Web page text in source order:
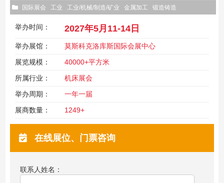
国际展会 工业 工业/机械/制造/矿业 金属加工 锻造铸造
举办时间： 2027年5月11-14日
举办展馆：
莫斯科克洛库斯国际会展中心
展览规模：
40000+平方米
所属行业：
机床展会
举办周期：
一年一届
展商数量：
1249+
在线展位、门票咨询
联系人姓名：